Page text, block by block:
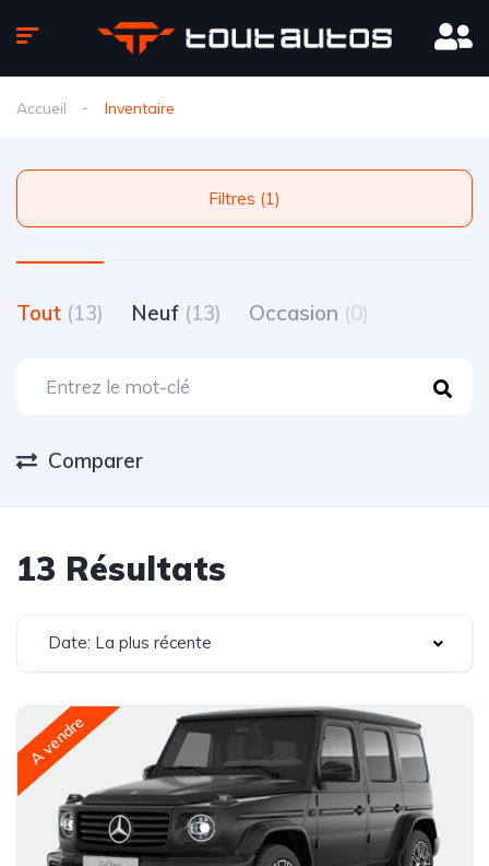
Accueil Inventaire
Filtres (1)
Tout (13) Neuf (13) Occasion (0)
Comparer
13 Résultats
Date: La plus récente
A vendre